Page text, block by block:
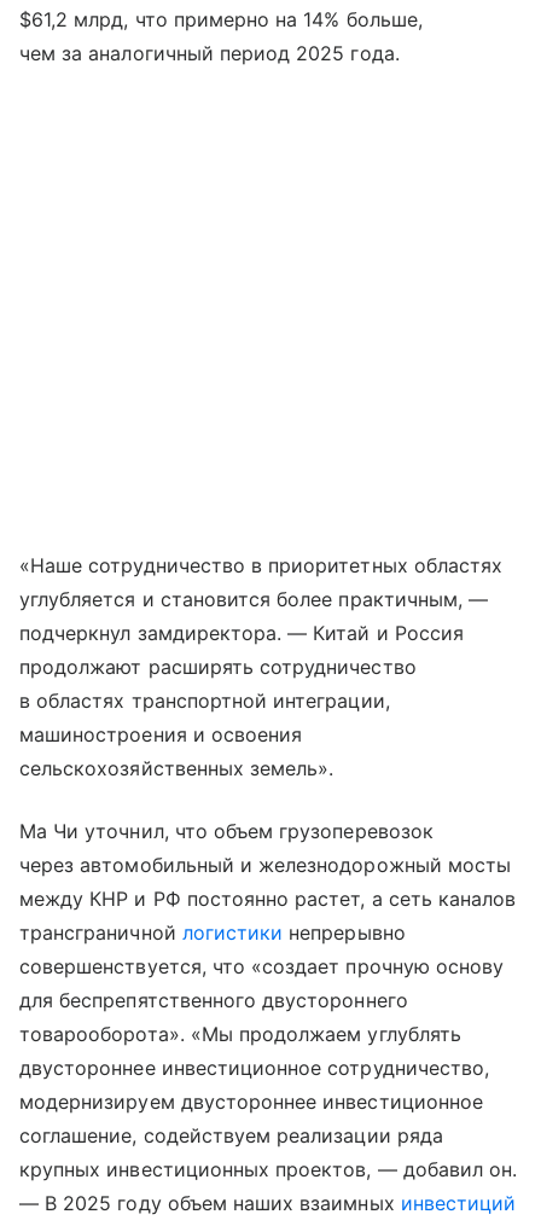
$61,2 млрд, что примерно на 14% больше,
чем за аналогичный период 2025 года.
«Наше сотрудничество в приоритетных областях
углубляется и становится более практичным, —
подчеркнул замдиректора. — Китай и Россия
продолжают расширять сотрудничество
в областях транспортной интеграции,
машиностроения и освоения
сельскохозяйственных земель».
Ма Чи уточнил, что объем грузоперевозок
через автомобильный и железнодорожный мосты
между КНР и РФ постоянно растет, а сеть каналов
трансграничной логистики непрерывно
совершенствуется, что «создает прочную основу
для беспрепятственного двустороннего
товарооборота». «Мы продолжаем углублять
двустороннее инвестиционное сотрудничество,
модернизируем двустороннее инвестиционное
соглашение, содействуем реализации ряда
крупных инвестиционных проектов, — добавил он.
— В 2025 году объем наших взаимных инвестиций